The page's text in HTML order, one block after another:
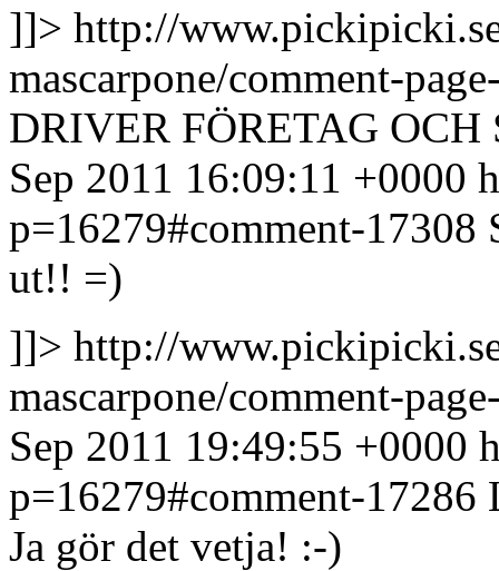
]]> http://
mascarpone/comment-
DRIVER FÖRETAG
Sep 2011 16:09:11 +0000
p=16279#comment-17308
ut!! =)
]]> http://
mascarpone/comment-
Sep 2011 19:49:55 +0000
p=16279#comment-17286
Ja gör det vetja! :-)